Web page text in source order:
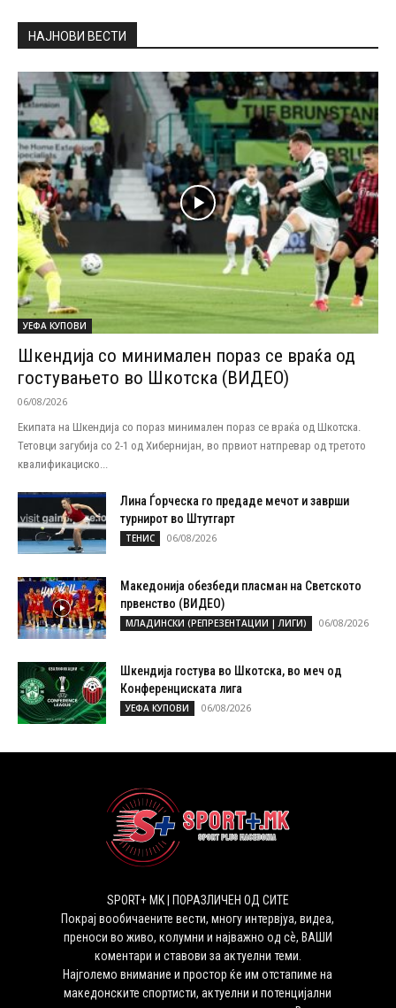
НАЈНОВИ ВЕСТИ
УЕФА КУПОВИ
Шкендија со минимален пораз се враќа од
гостувањето во Шкотска (ВИДЕО)
06/08/2026
Екипата на Шкендија со пораз минимален пораз се враќа од Шкотска.
Тетовци загубија со 2-1 од Хибернијан, во првиот натпревар од третото
квалификациско...
Лина Ѓорческа го предаде мечот и заврши
турнирот во Штутгарт
ТЕНИС 06/08/2026
Македонија обезбеди пласман на Светското
првенство (ВИДЕО)
МЛАДИНСКИ (РЕПРЕЗЕНТАЦИИ | ЛИГИ) 06/08/2026
Шкендија гостува во Шкотска, во меч од
Конференциската лига
УЕФА КУПОВИ 06/08/2026
SPORT+ MK | ПОРАЗЛИЧЕН ОД СИТЕ
Покрај вообичаените вести, многу интервјуа, видеа,
преноси во живо, колумни и најважно од сѐ, ВАШИ
коментари и ставови за актуелни теми.
Најголемо внимание и простор ќе им отстапиме на
македонските спортисти, актуелни и потенцијални